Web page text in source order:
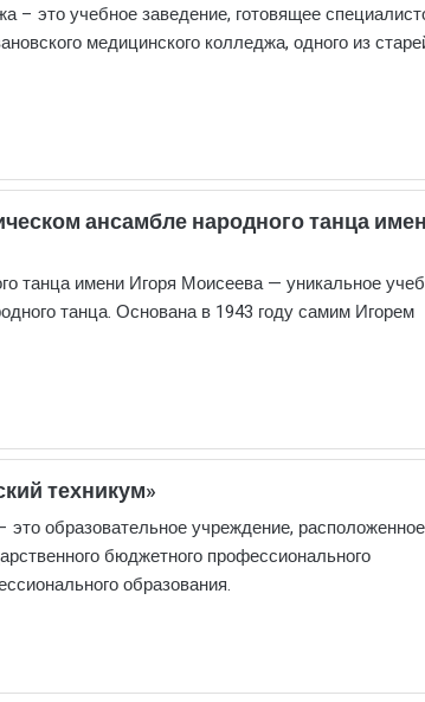
– это учебное заведение, готовящее
медицинского колледжа, одного из
ансамбле народного танца
танца имени Игоря Моисеева — уникальное
танца. Основана в 1943 году самим Игорем
техникум»
образовательное учреждение,
бюджетного профессионального
образования.